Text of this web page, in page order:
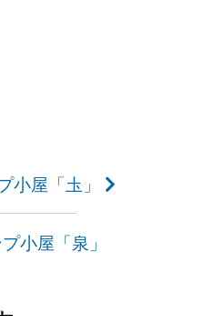
小屋「圡」
小屋「泉」